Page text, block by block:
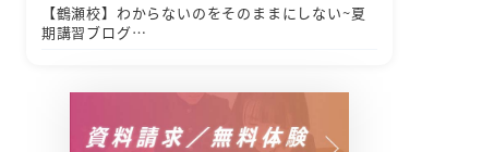
【鶴瀬校】わからないのをそのままにしない~夏
期講習ブログ…